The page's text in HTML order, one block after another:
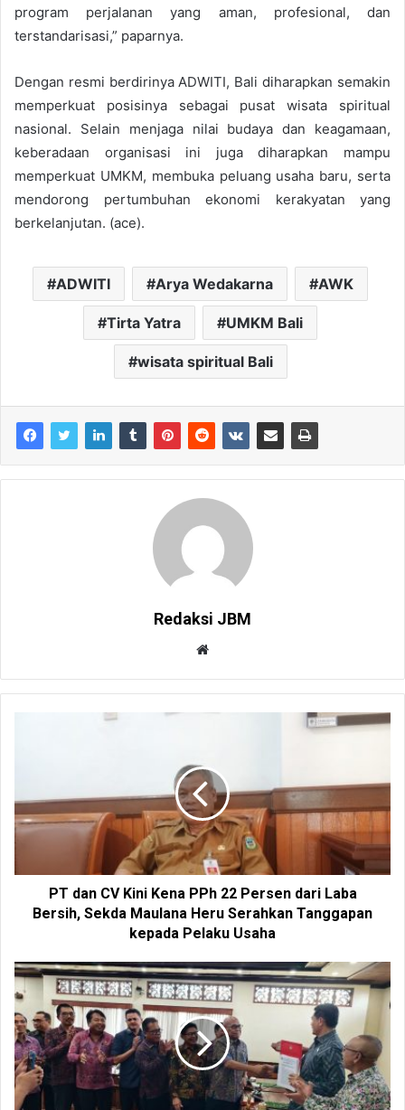
program perjalanan yang aman, profesional, dan
terstandarisasi,” paparnya.
Dengan resmi berdirinya ADWITI, Bali diharapkan semakin
memperkuat posisinya sebagai pusat wisata spiritual
nasional. Selain menjaga nilai budaya dan keagamaan,
keberadaan organisasi ini juga diharapkan mampu
memperkuat UMKM, membuka peluang usaha baru, serta
mendorong pertumbuhan ekonomi kerakyatan yang
berkelanjutan. (ace).
ADWITI Arya Wedakarna AWK
Tirta Yatra UMKM Bali
wisata spiritual Bali
Redaksi JBM
b
s
e
PT dan CV Kini Kena PPh 22 Persen dari Laba
Bersih, Sekda Maulana Heru Serahkan Tanggapan
kepada Pelaku Usaha